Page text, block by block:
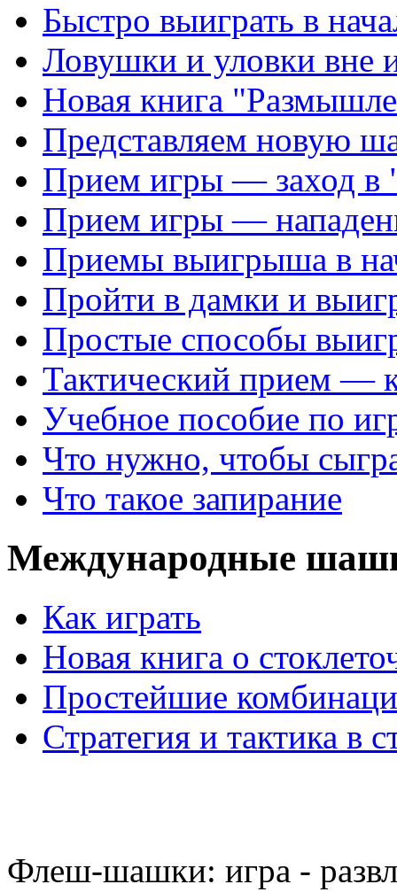
Быстро выиграть в
Ловушки и уловки вне
Новая книга
Представляем новую
Прием игры — заход в
Прием игры —
Приемы выигрыша в
Пройти в дамки и
Простые способы
Тактический прием —
Учебное пособие по
Что нужно, чтобы
Что такое запирание
Международные
Как играть
Новая книга о
Простейшие
Стратегия и тактика в
Флеш-шашки: игра -